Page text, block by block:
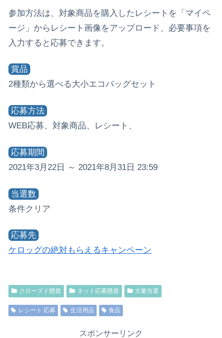
参加方法は、対象商品を購入したレシートを「マイペ
ージ」からレシート画像をアップロード、必要事項を
入力すると応募できます。
賞品
2種類から選べる大小エコバッグセット
応募方法
WEB応募、対象商品、レシート、
応募期間
2021年3月22日 ～ 2021年8月31日 23:59
当選数
条件クリア
応募先
ケロッグの絶対もらえるキャンペーン
クローズド懸賞 ネット応募懸賞 大量当選
レシート 応募 生活用品 食品
スポンサーリンク